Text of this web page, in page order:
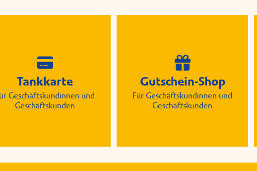
Tankkarte
Geschäftskundinnen und
Geschäftskunden
Gutschein-Shop
Für Geschäftskundinnen und
Geschäftskunden